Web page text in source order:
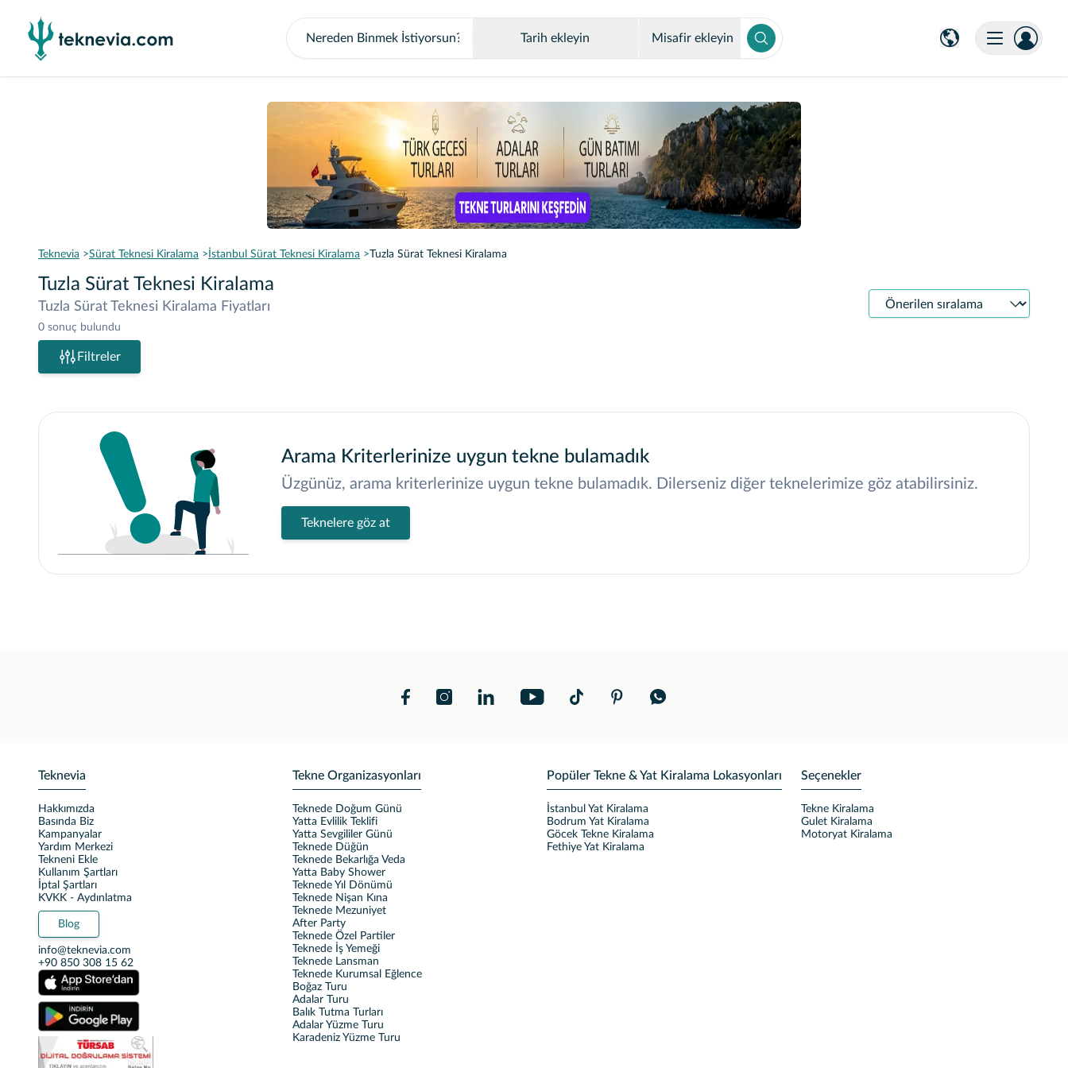
Tarih ekleyin Misafir ekleyin
Teknevia Sürat Teknesi Kiralama İstanbul Sürat Teknesi Kiralama Tuzla Sürat Teknesi Kiralama
Tuzla Sürat Teknesi Kiralama
Tuzla Sürat Teknesi Kiralama Fiyatları
0 sonuç bulundu
Sıralama
Filtreler
Arama Kriterlerinize uygun tekne bulamadık
Üzgünüz, arama kriterlerinize uygun tekne bulamadık. Dilerseniz diğer teknelerimize göz atabilirsiniz.
Teknelere göz at
Teknevia
Hakkımızda
Basında Biz
Kampanyalar
Yardım Merkezi
Tekneni Ekle
Kullanım Şartları
İptal Şartları
KVKK - Aydınlatma
Blog
info@teknevia.com
+90 850 308 15 62
Tekne Organizasyonları
Teknede Doğum Günü
Yatta Evlilik Teklifi
Yatta Sevgililer Günü
Teknede Düğün
Teknede Bekarlığa Veda
Yatta Baby Shower
Teknede Yıl Dönümü
Teknede Nişan Kına
Teknede Mezuniyet
After Party
Teknede Özel Partiler
Teknede İş Yemeği
Teknede Lansman
Teknede Kurumsal Eğlence
Boğaz Turu
Adalar Turu
Balık Tutma Turları
Adalar Yüzme Turu
Karadeniz Yüzme Turu
Popüler Tekne & Yat Kiralama Lokasyonları
İstanbul Yat Kiralama
Bodrum Yat Kiralama
Göcek Tekne Kiralama
Fethiye Yat Kiralama
Seçenekler
Tekne Kiralama
Gulet Kiralama
Motoryat Kiralama